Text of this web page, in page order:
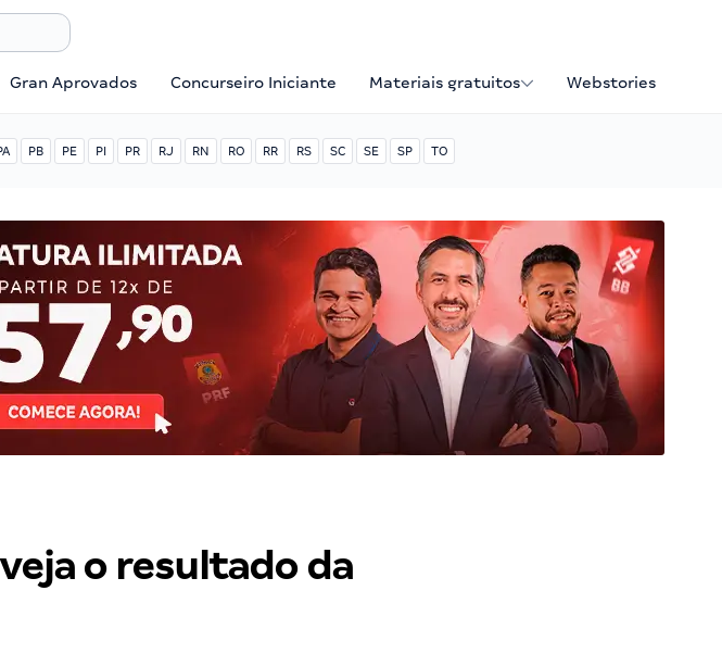
Gran Aprovados Concurseiro Iniciante Materiais gratuitos Webstories
PB PE PI PR RJ RN RO RR RS SC SE SP TO
o resultado da